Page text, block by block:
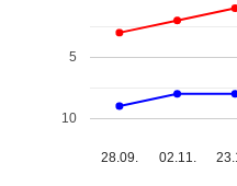
28.09. 02.11.
5
10